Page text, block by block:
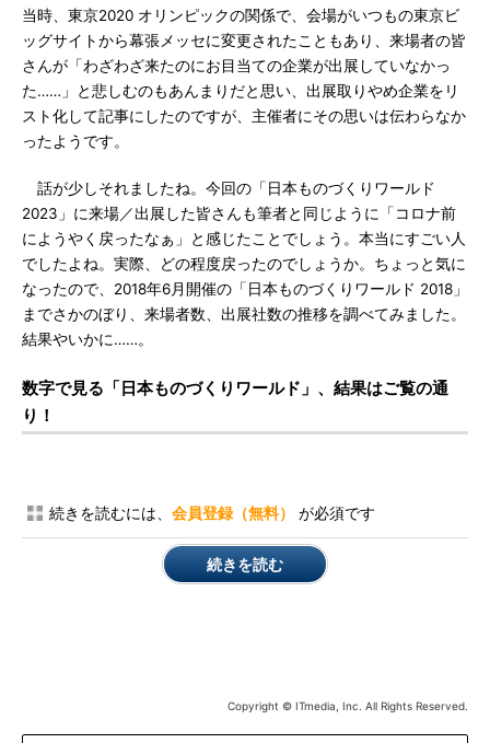
当時、東京2020 オリンピックの関係で、会場がいつもの東京ビ
ッグサイトから幕張メッセに変更されたこともあり、来場者の皆
さんが「わざわざ来たのにお目当ての企業が出展していなかっ
た……」と悲しむのもあんまりだと思い、出展取りやめ企業をリ
スト化して記事にしたのですが、主催者にその思いは伝わらなか
ったようです。
話が少しそれましたね。今回の「日本ものづくりワールド
2023」に来場／出展した皆さんも筆者と同じように「コロナ前
にようやく戻ったなぁ」と感じたことでしょう。本当にすごい人
でしたよね。実際、どの程度戻ったのでしょうか。ちょっと気に
なったので、2018年6月開催の「日本ものづくりワールド 2018」
までさかのぼり、来場者数、出展社数の推移を調べてみました。
結果やいかに……。
数字で見る「日本ものづくりワールド」、結果はご覧の通
り！
続きを読むには、 会員登録（無料） が必須です
続きを読む
Copyright © ITmedia, Inc. All Rights Reserved.